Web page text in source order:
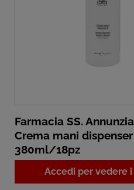
Farmacia SS.
Crema mani
380ml/18pz
Accedi per vedere i